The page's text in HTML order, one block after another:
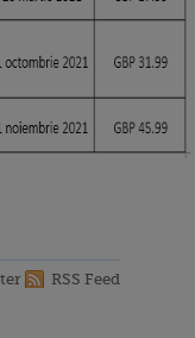
RSS Feed